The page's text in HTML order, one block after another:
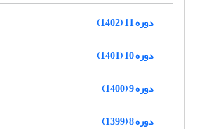
دوره 11 (1402)
دوره 10 (1401)
دوره 9 (1400)
دوره 8 (1399)